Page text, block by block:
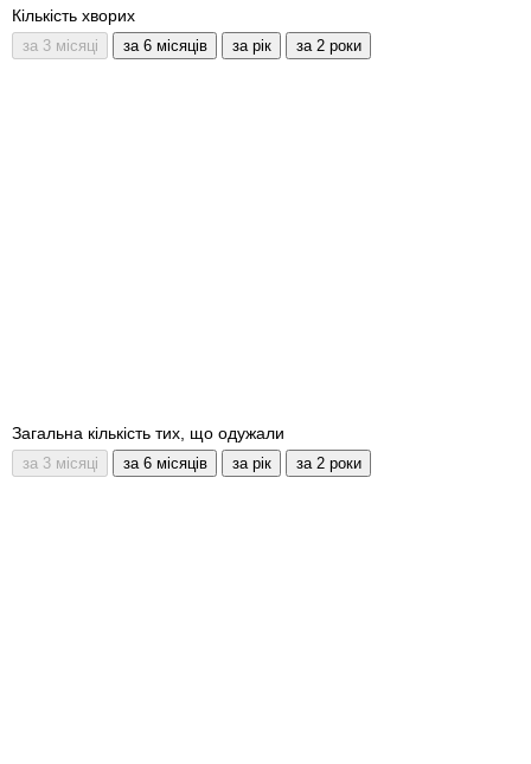
Кількість хворих
Загальна кількість тих, що одужали